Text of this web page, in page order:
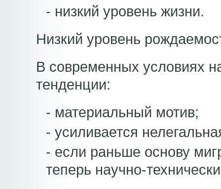
- низкий уровень жизни.
Низкий уровень
В современных условиях
тенденции:
- материальный мотив;
- усиливается
- если раньше основу
теперь научно-